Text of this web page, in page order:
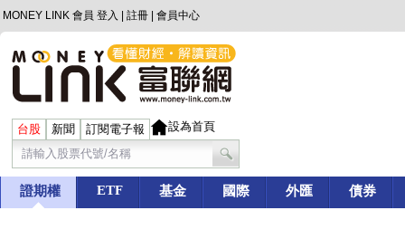
MONEY LINK 會員 登入 註冊 會員中心
台股 新聞 訂閱電子報 設為首頁
證期權 ETF 基金 國際 外匯 債券